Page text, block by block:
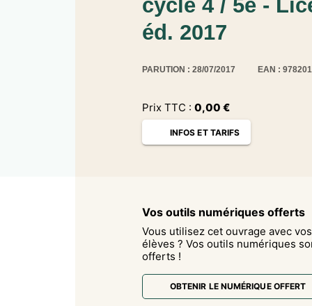
cycle 4 / 5e -
éd. 2017
PARUTION : 28/07/2017 EAN :
Prix TTC : 0,00 €
INFOS ET TARIFS
Vos outils numériques offerts
Vous utilisez cet ouvrage avec vos
élèves ? Vos outils numériques
offerts !
OBTENIR LE NUMÉRIQUE OFFERT